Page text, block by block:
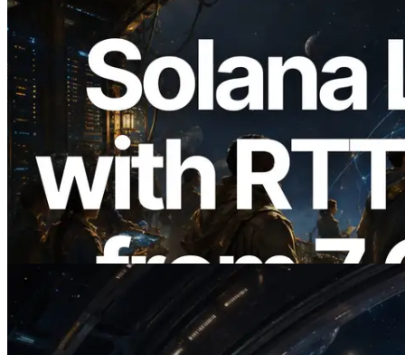
2026.08.05
ERPC mở rộng Solana Leader Slot API
với phép đo ping từ 7 khu vực toàn cầu —
Validators Information API cũng chính
thức ra mắt
Đọc bài viết này